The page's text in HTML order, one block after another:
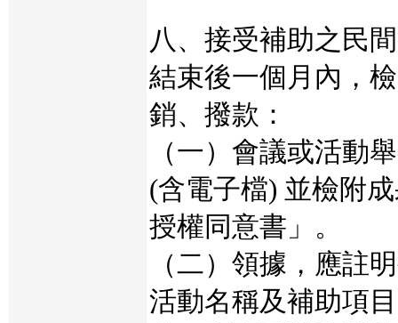
八、接受補助之民
結束後一個月內，
銷、撥款：
（一）會議或活動
(含電子檔) 並檢附
授權同意書」。
（二）領據，應註
活動名稱及補助項